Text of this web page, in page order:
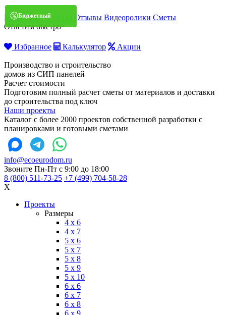
Мобильная бригада Отзывы Видеоролики Сметы
Ответим быстро
Избранное Калькулятор Акции
Производство и строительство
домов из СИП панелей
Расчет стоимости
Подготовим полный расчет сметы от материалов и доставки
до строительства под ключ
Наши проекты
Каталог с более 2000 проектов собственной разработки с
планировками и готовыми сметами
info@ecoeurodom.ru
Звоните Пн-Пт с 9:00 до 18:00
8 (800) 511-73-25 +7 (499) 704-58-28
X
Проекты
Размеры
4 x 6
4 x 7
5 x 6
5 x 7
5 x 8
5 x 9
5 x 10
6 x 6
6 x 7
6 x 8
6 x 9
Бюджетный
Бюджетный